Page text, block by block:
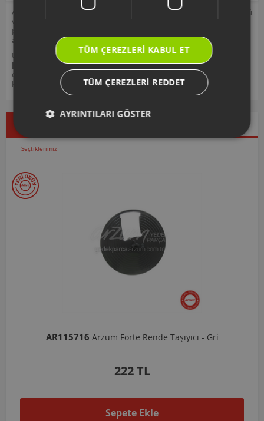
Arzum orijinal aksesuar ve sarf malzemeleri, ürününüzü uzun ömürlü
ve güvenle kullanmanız için tasarlanmıştır. Seçmiş olduğunuz yedek
parçanın, ürününüz için uyumlu olup olmadığını,
aracılığı ile kontrol ediniz.
Ürününüz ile ilgili kullanım kılavuzu ve kullanım detayları için
https://destek.arzum.com.tr/Arzum Destek Sitemizi ziyaret
edebilir, ürünlerinizi ekleyip, yedek parça ve garanti bilgilerine
kolayca erişebilirsiniz.
Seçtiklerimiz
AR103206Arzum Shake'N Take Doğrayıcı Hazne 570 Ml-Koyu Gri
1.037 TL
Sepete Ekle
TÜM ÇEREZLERI KABUL ET
TÜM ÇEREZLERI REDDET
AYRINTILARI GÖSTER